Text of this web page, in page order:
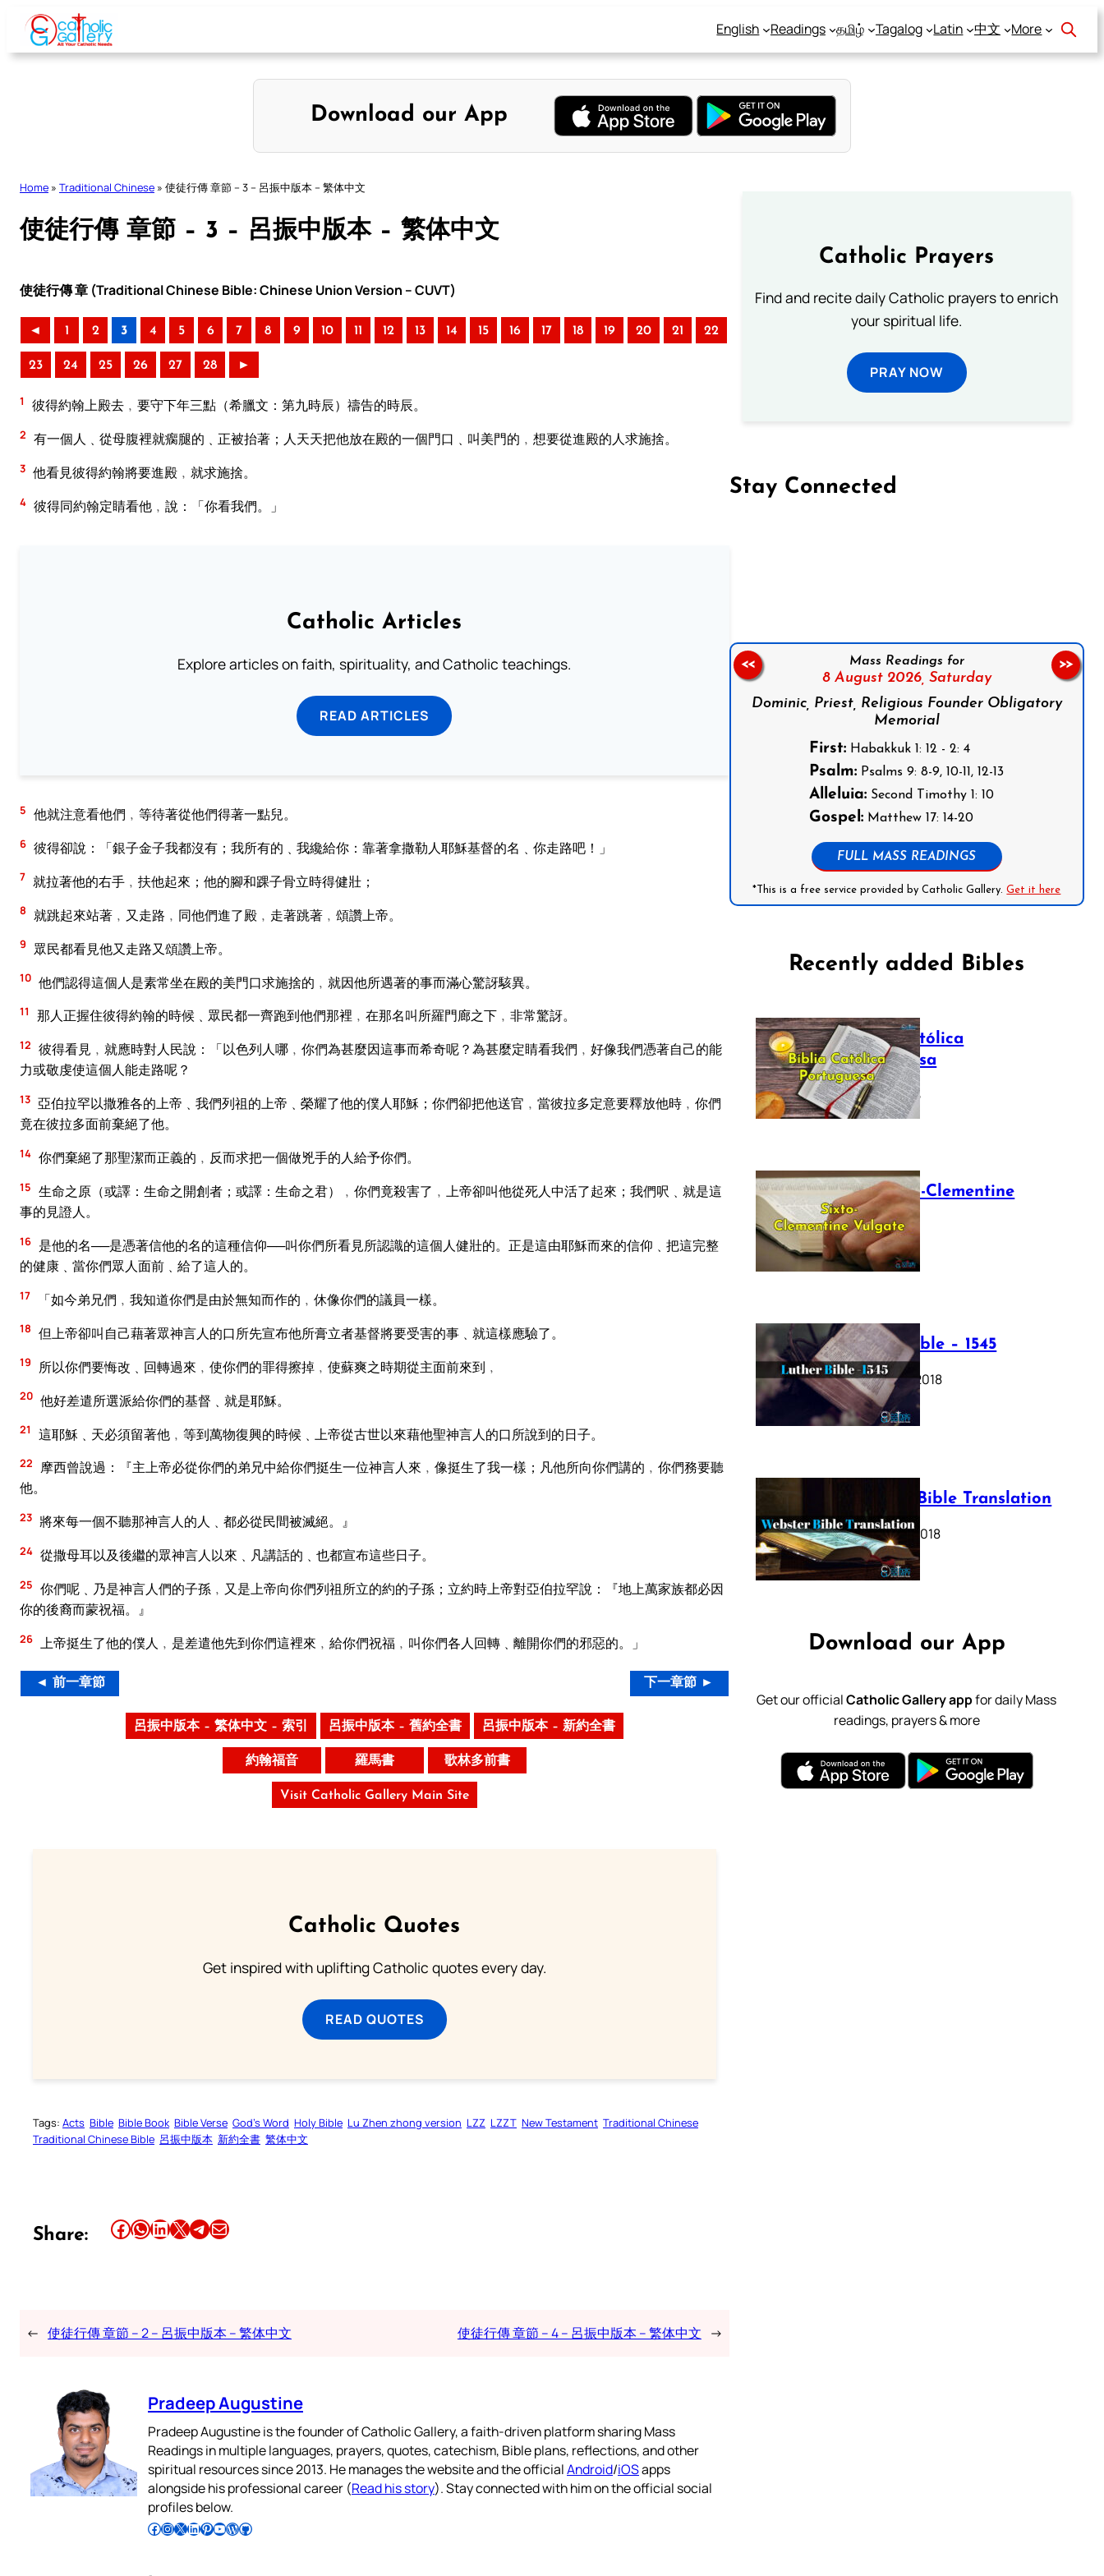
Skip
content
English Readings தமிழ் Tagalog Latin 中文 More
Download our App
Home » Traditional Chinese » 使徒行傳 章節 – 3 – 呂振中版本 – 繁体中文
使徒行傳 章節 – 3 – 呂振中版本 – 繁体中文
使徒行傳 章 (Traditional Chinese Bible: Chinese Union Version – CUVT)
◄ 1 2 3 4 5 6 7 8 9 10 11 12 13 14 15 16 17 18 19 20 21 22
23 24 25 26 27 28 ►
1 彼得約翰上殿去﹐要守下年三點（希臘文：第九時辰）禱告的時辰。
2 有一個人﹑從母腹裡就瘸腿的﹑正被抬著；人天天把他放在殿的一個門口﹑叫美門的﹐想要從進殿的人求施捨。
3 他看見彼得約翰將要進殿﹐就求施捨。
4 彼得同約翰定睛看他﹐說：「你看我們。」
Catholic Articles
Explore articles on faith, spirituality, and Catholic teachings.
READ ARTICLES
5 他就注意看他們﹐等待著從他們得著一點兒。
6 彼得卻說：「銀子金子我都沒有；我所有的﹑我纔給你：靠著拿撒勒人耶穌基督的名﹑你走路吧！」
7 就拉著他的右手﹐扶他起來；他的腳和踝子骨立時得健壯；
8 就跳起來站著﹐又走路﹐同他們進了殿﹐走著跳著﹐頌讚上帝。
9 眾民都看見他又走路又頌讚上帝。
10 他們認得這個人是素常坐在殿的美門口求施捨的﹐就因他所遇著的事而滿心驚訝駭異。
11 那人正握住彼得約翰的時候﹑眾民都一齊跑到他們那裡﹐在那名叫所羅門廊之下﹐非常驚訝。
12 彼得看見﹐就應時對人民說：「以色列人哪﹐你們為甚麼因這事而希奇呢？為甚麼定睛看我們﹐好像我們憑著自己的能
力或敬虔使這個人能走路呢？
13 亞伯拉罕以撒雅各的上帝﹑我們列祖的上帝﹑榮耀了他的僕人耶穌；你們卻把他送官﹐當彼拉多定意要釋放他時﹐你們
竟在彼拉多面前棄絕了他。
14 你們棄絕了那聖潔而正義的﹐反而求把一個做兇手的人給予你們。
15 生命之原（或譯：生命之開創者；或譯：生命之君）﹐你們竟殺害了﹐上帝卻叫他從死人中活了起來；我們呎﹑就是這
事的見證人。
16 是他的名──是憑著信他的名的這種信仰──叫你們所看見所認識的這個人健壯的。正是這由耶穌而來的信仰﹑把這完整
的健康﹑當你們眾人面前﹑給了這人的。
17 「如今弟兄們﹐我知道你們是由於無知而作的﹐休像你們的議員一樣。
18 但上帝卻叫自己藉著眾神言人的口所先宣布他所膏立者基督將要受害的事﹑就這樣應驗了。
19 所以你們要悔改﹑回轉過來﹐使你們的罪得擦掉﹐使蘇爽之時期從主面前來到﹐
20 他好差遣所選派給你們的基督﹑就是耶穌。
21 這耶穌﹑天必須留著他﹐等到萬物復興的時候﹑上帝從古世以來藉他聖神言人的口所說到的日子。
22 摩西曾說過：『主上帝必從你們的弟兄中給你們挺生一位神言人來﹐像挺生了我一樣；凡他所向你們講的﹐你們務要聽
他。
23 將來每一個不聽那神言人的人﹑都必從民間被滅絕。』
24 從撒母耳以及後繼的眾神言人以來﹑凡講話的﹑也都宣布這些日子。
25 你們呢﹑乃是神言人們的子孫﹐又是上帝向你們列祖所立的約的子孫；立約時上帝對亞伯拉罕說：『地上萬家族都必因
你的後裔而蒙祝福。』
26 上帝挺生了他的僕人﹐是差遣他先到你們這裡來﹐給你們祝福﹐叫你們各人回轉﹑離開你們的邪惡的。」
◄ 前一章節 下一章節 ►
呂振中版本 – 繁体中文 – 索引 呂振中版本 – 舊約全書 呂振中版本 – 新約全書
約翰福音 羅馬書 歌林多前書
Visit Catholic Gallery Main Site
Catholic Quotes
Get inspired with uplifting Catholic quotes every day.
READ QUOTES
Tags: Acts Bible Bible Book Bible Verse God’s Word Holy Bible Lu Zhen zhong version LZZ LZZT New Testament Traditional Chinese
Traditional Chinese Bible 呂振中版本 新約全書 繁体中文
Share: Share this article on Facebook Share this article on WhatsApp Share this article on LinkedIn Share this article on X Share this article on TelegramEmail this Article
← 使徒行傳 章節 – 2 – 呂振中版本 – 繁体中文 使徒行傳 章節 – 4 – 呂振中版本 – 繁体中文 →
Pradeep Augustine
Pradeep Augustine is the founder of Catholic Gallery, a faith-driven platform sharing Mass
Readings in multiple languages, prayers, quotes, catechism, Bible plans, reflections, and other
spiritual resources since 2013. He manages the website and the officialAndroid/iOSapps
alongside his professional career (Read his story). Stay connected with him on the official social
profiles below.
Follow Pradeep on Facebook Follow Pradeep on InstagramFollow Pradeep on X Follow Pradeep on LinkedIn Follow Pradeep on Pinterest Subscribe to Pradeep’s Youtube Channel Follow Pradeep on WordPress Follow Pradeep on GitHub
Catholic Prayers
Find and recite daily Catholic prayers to enrich
your spiritual life.
PRAY NOW
Stay Connected
Mass Readings for
8 August 2026, Saturday
Dominic, Priest, Religious Founder Obligatory
Memorial
First: Habakkuk 1: 12 - 2: 4
Psalm: Psalms 9: 8-9, 10-11, 12-13
Alleluia: Second Timothy 1: 10
Gospel: Matthew 17: 14-20
FULL MASS READINGS
*This is a free service provided by Catholic Gallery.Get it here
<< >>
Recently added Bibles
Bíblia Católica
Portuguesa
July 16, 2025
The Sixto-Clementine
Vulgate
July 12, 2025
Luther Bible – 1545
October 17, 2018
Webster Bible Translation
October 11, 2018
Download our App
Get our officialCatholic Gallery appfor daily Mass
readings, prayers & more